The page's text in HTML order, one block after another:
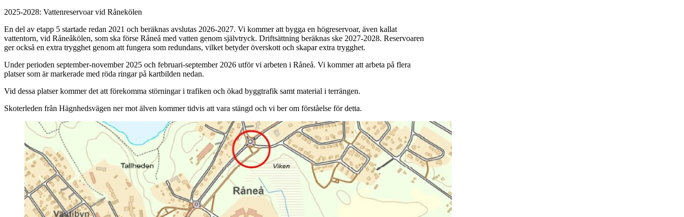
2025-2028: Vattenreservoar vid Rånekölen
En del av etapp 5 startade redan 2021 och beräknas avslutas 2026-2027. Vi kommer att bygga en högreservoar, även kallat
vattentorn, vid Råneåkölen, som ska förse Råneå med vatten genom självtryck. Driftsättning beräknas ske 2027-2028. Reservoaren
ger också en extra trygghet genom att fungera som redundans, vilket betyder överskott och skapar extra trygghet.
Under perioden september-november 2025 och februari-september 2026 utför vi arbeten i Råneå. Vi kommer att arbeta på flera
platser som är markerade med röda ringar på kartbilden nedan.
Vid dessa platser kommer det att förekomma störningar i trafiken och ökad byggtrafik samt material i terrängen.
Skoterleden från Hägnhedsvägen ner mot älven kommer tidvis att vara stängd och vi ber om förståelse för detta.